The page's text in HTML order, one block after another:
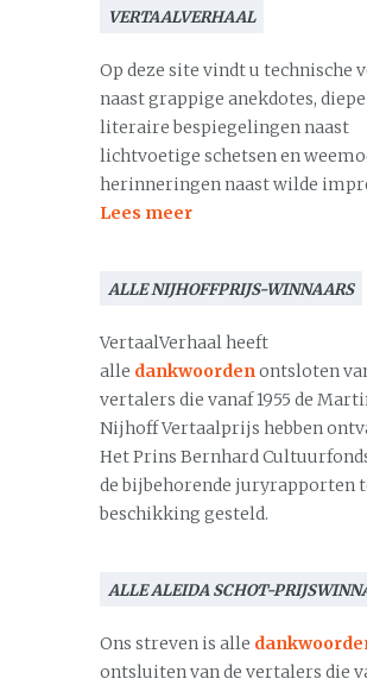
VERTAALVERHAAL
Op deze site vindt u technische
naast grappige anekdotes, diepe
literaire bespiegelingen naast
lichtvoetige schetsen en
herinneringen naast wilde
Lees meer
ALLE NIJHOFFPRIJS-WINNAARS
VertaalVerhaal heeft
alle dankwoordenontsloten
vertalers die vanaf 1955 de
Nijhoff Vertaalprijs hebben
Het Prins Bernhard
de bijbehorende juryrapporten
beschikking gesteld.
ALLE ALEIDA SCHOT-
Ons streven is alle
ontsluiten van de vertalers die